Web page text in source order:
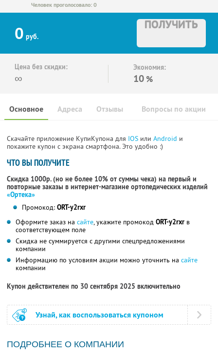
Человек проголосовало: 0
0 руб.
ПОЛУЧИТЬ
Цена без скидки:
∞
Экономия:
10 %
Основное Отзывы Вопросы по акции
Адреса
Скачайте приложение КупиКупона для IOS или Android и
покажите купон с экрана смартфона. Это удобно :)
ЧТО ВЫ ПОЛУЧИТЕ
Скидка 1000р. (но не более 10% от суммы чека) на первый и
повторные заказы в интернет-магазине ортопедических изделий
«Ортека»
Промокод: ORT-y2rxr
Оформите заказ на сайте, укажите промокод ORT-y2rxr в
соответствующем поле
Скидка не суммируется с другими спецпредложениями
компании
Информацию по условиям акции можно уточнить на сайте
компании
Купон действителен по 30 сентября 2025 включительно
Узнай, как воспользоваться купоном
ПОДРОБНЕЕ О КОМПАНИИ